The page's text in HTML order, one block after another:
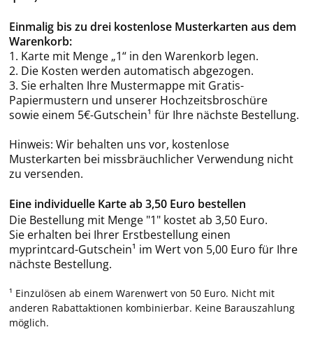
Einmalig bis zu drei kostenlose Musterkarten aus dem
Warenkorb:
1. Karte mit Menge „1“ in den Warenkorb legen.
2. Die Kosten werden automatisch abgezogen.
3. Sie erhalten Ihre Mustermappe mit Gratis-
Papiermustern und unserer Hochzeitsbroschüre
sowie einem 5€-Gutschein¹ für Ihre nächste Bestellung.
Hinweis: Wir behalten uns vor, kostenlose
Musterkarten bei missbräuchlicher Verwendung nicht
zu versenden.
Eine individuelle Karte ab 3,50 Euro bestellen
Die Bestellung mit Menge "1" kostet ab 3,50 Euro.
Sie erhalten bei Ihrer Erstbestellung einen
myprintcard-Gutschein¹ im Wert von 5,00 Euro für Ihre
nächste Bestellung.
¹ Einzulösen ab einem Warenwert von 50 Euro. Nicht mit
anderen Rabattaktionen kombinierbar. Keine Barauszahlung
möglich.